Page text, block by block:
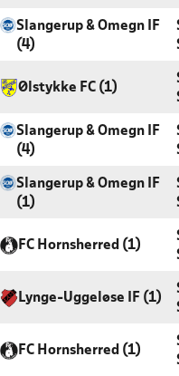
Slangerup & Omegn IF
(4)
Ølstykke FC (1)
Slangerup & Omegn IF
(4)
Slangerup & Omegn IF
(1)
FC Hornsherred (1)
Lynge-Uggeløse IF (1)
FC Hornsherred (1)